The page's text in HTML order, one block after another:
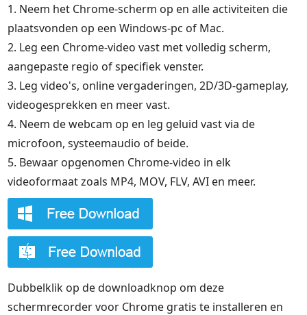
1. Neem het Chrome-scherm op en alle activiteiten die
plaatsvonden op een Windows-pc of Mac.
2. Leg een Chrome-video vast met volledig scherm,
aangepaste regio of specifiek venster.
3. Leg video's, online vergaderingen, 2D/3D-gameplay,
videogesprekken en meer vast.
4. Neem de webcam op en leg geluid vast via de
microfoon, systeemaudio of beide.
5. Bewaar opgenomen Chrome-video in elk
videoformaat zoals MP4, MOV, FLV, AVI en meer.
Dubbelklik op de downloadknop om deze
schermrecorder voor Chrome gratis te installeren en